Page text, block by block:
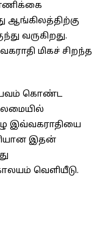
ஆங்கிலத்திற்கு
வருகிறது.
மிகச் சிறந்த
கொண்ட
இவ்வகராதியை
இதன்
வெளியீடு.